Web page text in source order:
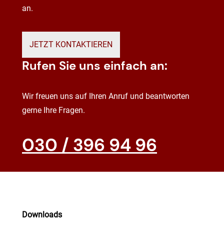
an.
JETZT KONTAKTIEREN
Rufen Sie uns einfach an:
Wir freuen uns auf Ihren Anruf und beantworten
gerne Ihre Fragen.
030 / 396 94 96
Downloads